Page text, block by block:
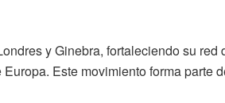
y Ginebra, fortaleciendo su
Este movimiento forma parte